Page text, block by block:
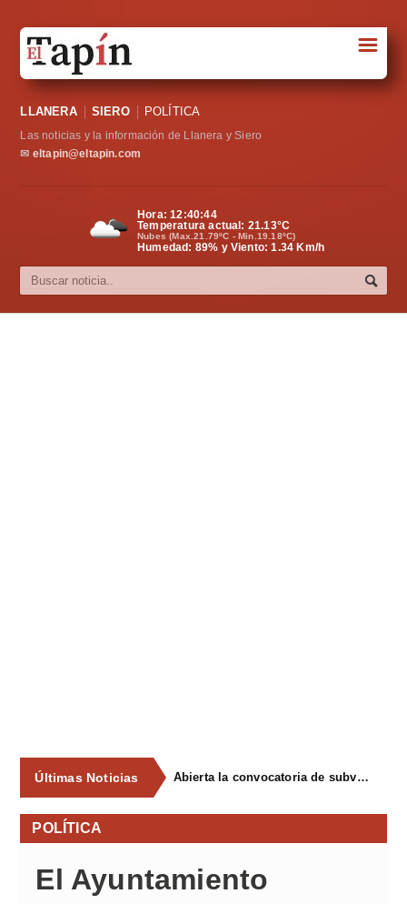
Sociedad
Política
Cultura
☰
LLANERA SIERO POLÍTICA
Las noticias y la información de Llanera y Siero
✉ eltapin@eltapin.com
Hora:12:40:45
Temperatura actual: 21.13°C
Nubes (Max.21.79ºC - Min.19.18ºC)
Humedad: 89% y Viento: 1.34 Km/h
Últimas Noticias Abierta la convocatoria de subvenciones para la participación en el XVI ConcursoExposición de Gochu Asturcelta
POLÍTICA
El Ayuntamiento